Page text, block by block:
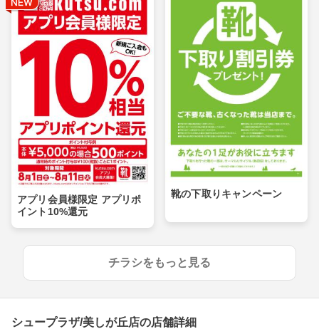
アプリ会員様限定 アプリポ
イント10%還元
靴の下取りキャンペーン
チラシをもっと見る
シュープラザ/美しが丘店の店舗詳細